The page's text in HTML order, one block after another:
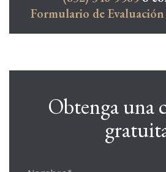
Formulario de
Obtenga una